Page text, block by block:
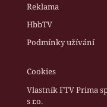
Reklama
HbbTV
Podmínky užívání
Cookies
Vlastník FTV Prima
s r.o.